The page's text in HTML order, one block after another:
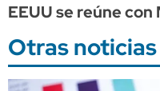
EEUU se reúne
Otras noticias